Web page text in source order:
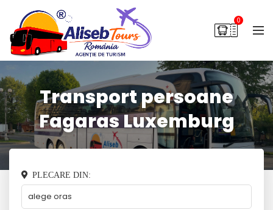
0
Transport persoane
Fagaras Luxemburg
PLECARE DIN: